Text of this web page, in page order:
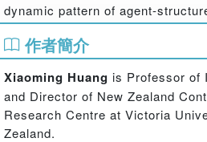
dynamic pattern of agent-
relationship with the international
By demonstrating a more
constitutive relationship between
international system, the book
which both transform themselves
provides a fuller and more
作者簡介
Xiaoming Huang is Professor of
and Director of New Zealand
Research Centre at Victoria
Zealand.